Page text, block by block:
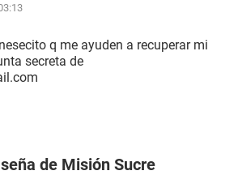
q me ayuden a recuperar mi
secreta de
de Misión Sucre